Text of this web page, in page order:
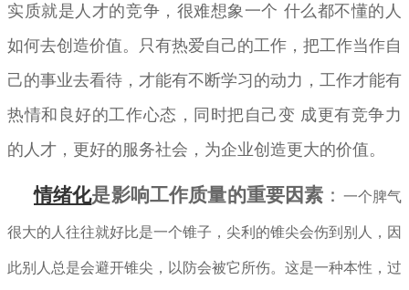
实质就是人才的竞争，很难想象一个 什么都不懂的人
如何去创造价值。只有热爱自己的工作，把工作当作自
己的事业去看待，才能有不断学习的动力，工作才能有
热情和良好的工作心态，同时把自己变 成更有竞争力
的人才，更好的服务社会，为企业创造更大的价值。
情绪化是影响工作质量的重要因素 ： 一个脾气
很大的人往往就好比是一个锥子，尖利的锥尖会伤到别人，因
此别人总是会避开锥尖，以防会被它所伤。这是一种本性，过